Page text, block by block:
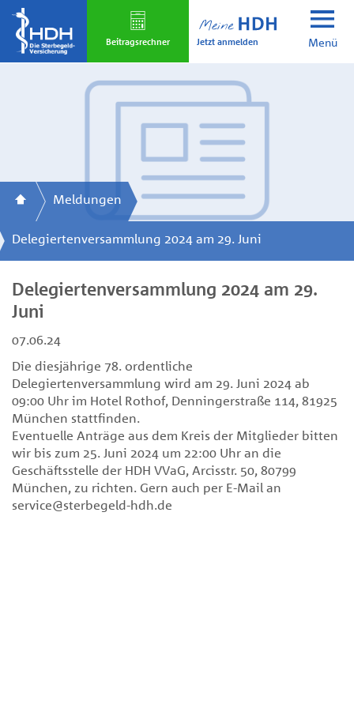
Skip
main
content
Beitrags­rechner Jetzt anmelden Menü
Meldungen
Delegiertenversammlung 2024 am 29. Juni
Delegiertenversammlung 2024 am 29.
Juni
07.06.24
Die diesjährige 78. ordentliche
Delegiertenversammlung wird am 29. Juni 2024 ab
09:00 Uhr im Hotel Rothof, Denningerstraße 114, 81925
München stattfinden.
Eventuelle Anträge aus dem Kreis der Mitglieder bitten
wir bis zum 25. Juni 2024 um 22:00 Uhr an die
Geschäftsstelle der HDH VVaG, Arcisstr. 50, 80799
München, zu richten. Gern auch per E-Mail an
service@sterbegeld-hdh.de